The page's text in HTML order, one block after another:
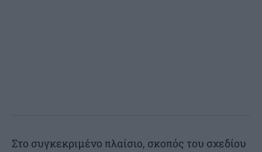
Στο συγκεκριμένο πλαίσιο, σκοπός του σχεδίου